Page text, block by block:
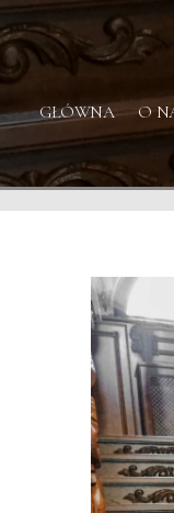
GŁÓWNA O